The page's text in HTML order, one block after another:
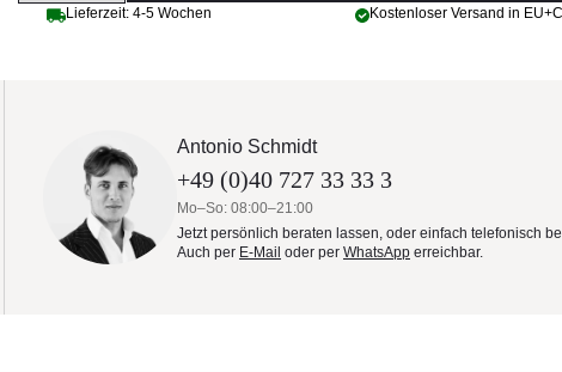
Lieferzeit: 4-5 Wochen Kostenloser Versand in
Antonio Schmidt
+49 (0)40 727 33 33 3
Mo–So: 08:00–21:00
Jetzt persönlich beraten lassen, oder einfach telefonisch
Auch per E-Mail oder per WhatsApp erreichbar.